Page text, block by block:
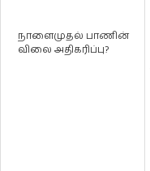
நாளைமுதல் பாணின்
விலை அதிகரிப்பு?